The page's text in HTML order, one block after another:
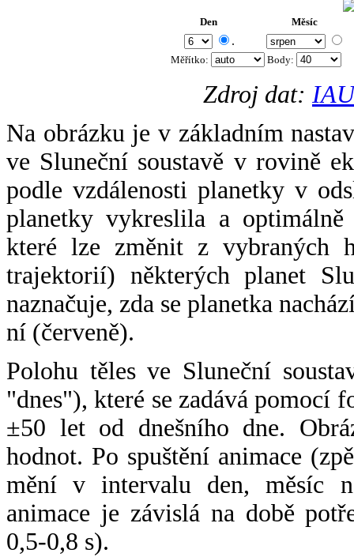
Den Měsíc
.
Měřítko: Body:
Zdroj dat:
Na obrázku je v základním
ve Sluneční soustavě v rovině
podle vzdálenosti planetky v
planetky vykreslila a
které lze změnit z vybraných
trajektorií) některých planet
naznačuje, zda se planetka
ní (červeně).
Polohu těles ve Sluneční
"dnes"), které se zadává pomocí
±50 let od dnešního dne.
hodnot. Po spuštění animace
mění v intervalu den, měsíc
animace je závislá na době
0,5-0,8 s).